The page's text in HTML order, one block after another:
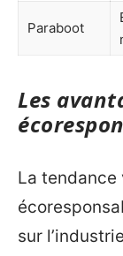
Paraboot
Les
La tendance
sur